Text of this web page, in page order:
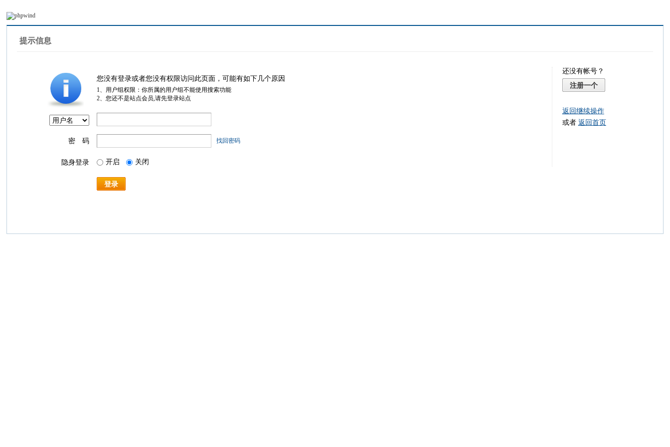
提示信息
您没有登录或者您没有权限访问此页面，可能有如下几个原因
1、用户组权限：你所属的用户组不能使用搜索功能
2、您还不是站点会员,请先登录站点
密 码 找回密码
隐身登录 开启 关闭
登录
还没有帐号？
注册一个
返回继续操作
或者 返回首页